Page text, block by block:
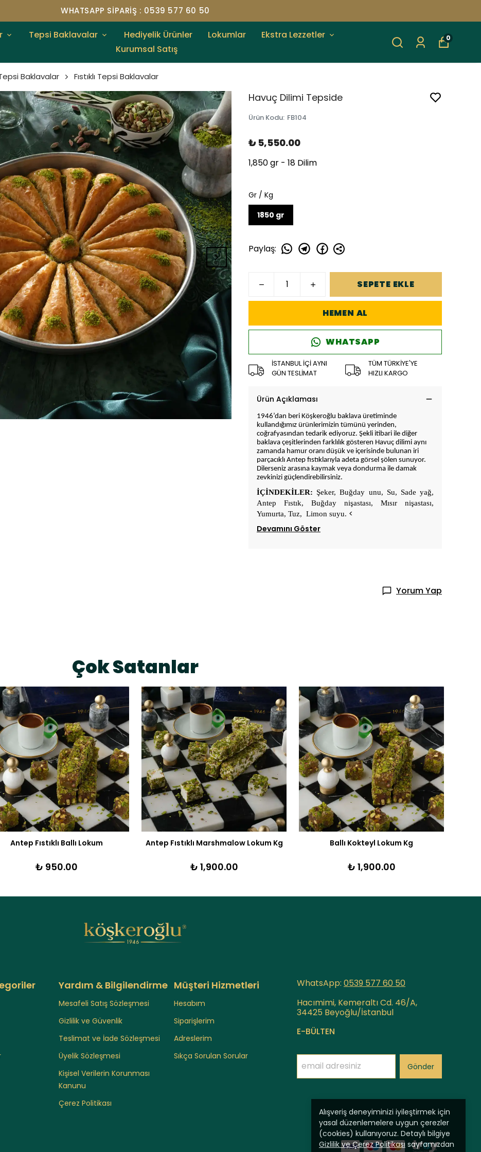
WHATSAPP SIPARIŞ : 0539 577 60 50
Tepsi Baklavalar Hediyelik Ürünler Lokumlar
Ekstra Lezzetler
Kurumsal Satış
0
Alışveriş deneyiminizi iyileştirmek için
yasal düzenlemelere uygun çerezler
(cookies) kullanıyoruz. Detaylı bilgiye
Gizlilik ve Çerez Politikası sayfamızdan
Baklavalar Fıstıklı Tepsi Baklavalar
Havuç Dilimi Tepside
Ürün Kodu: FB104
₺ 5,550.00
1,850 gr - 18 Dilim
Gr / Kg
1850 gr
Paylaş:
SEPETE EKLE
HEMEN AL
WHATSAPP
İSTANBUL İÇİ AYNI
GÜN TESLİMAT
TÜM TÜRKİYE'YE
HIZLI KARGO
Ürün Açıklaması
1946’dan beri Köşkeroğlu baklava üretiminde
kullandığımız ürünlerimizin tümünü yerinden,
coğrafyasından tedarik ediyoruz. Şekli itibari ile diğer
baklava çeşitlerinden farklılık gösteren Havuç dilimi aynı
zamanda hamur oranı düşük ve içerisinde bulunan iri
parçacıklı Antep fıstıklarıyla adeta görsel şölen sunuyor.
Dilerseniz arasına kaymak veya dondurma ile damak
zevkinizi güçlendirebilirsiniz.
İÇİNDEKİLER: Şeker, Buğday unu, Su, Sade yağ,
Antep Fıstık, Buğday nişastası, Mısır nişastası,
Yumurta, Tuz, Limon suyu. <
Devamını Göster
Yorum Yap
Çok Satanlar
Antep Fıstıklı Ballı Lokum
₺ 950.00
Antep Fıstıklı Marshmalow Lokum Kg
₺ 1,900.00
Ballı Kokteyl Lokum Kg
₺ 1,900.00
Yardım & Bilgilendirme
Mesafeli Satış Sözleşmesi
Gizlilik ve Güvenlik
Teslimat ve İade Sözleşmesi
Üyelik Sözleşmesi
Kişisel Verilerin Korunması
Kanunu
Çerez Politikası
Müşteri Hizmetleri
Hesabım
Siparişlerim
Adreslerim
Sıkça Sorulan Sorular
WhatsApp: 0539 577 60 50
Hacımimi, Kemeraltı Cd. 46/A,
34425 Beyoğlu/İstanbul
E-BÜLTEN
Gönder